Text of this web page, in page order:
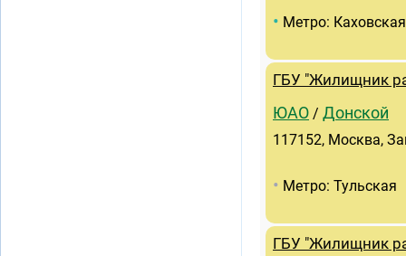
• Метро: Каховская
ГБУ "Жилищник
ЮАО / Донской
117152, Москва,
• Метро: Тульская
ГБУ "Жилищник